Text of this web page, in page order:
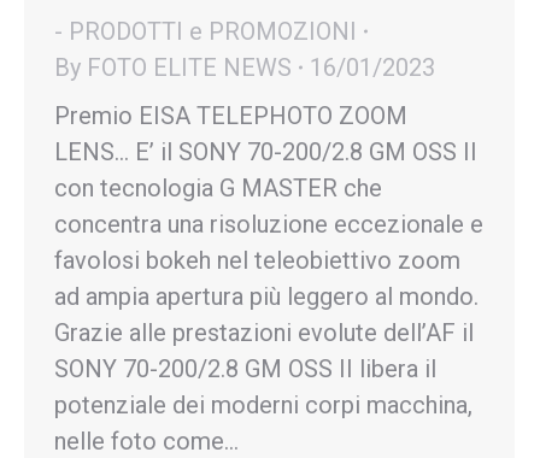
- PRODOTTI e PROMOZIONI
By FOTO ELITE NEWS
16/01/2023
Premio EISA TELEPHOTO ZOOM
LENS… E’ il SONY 70-200/2.8 GM OSS II
con tecnologia G MASTER che
concentra una risoluzione eccezionale e
favolosi bokeh nel teleobiettivo zoom
ad ampia apertura più leggero al mondo.
Grazie alle prestazioni evolute dell’AF il
SONY 70-200/2.8 GM OSS II libera il
potenziale dei moderni corpi macchina,
nelle foto come…